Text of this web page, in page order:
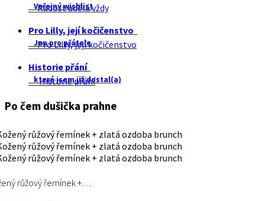
Veřejný wishlist
Radost udělá vždy
Pro Lilly, její kočičenstvo
Jen pro přátele
Pro Lilly, její kočičenstvo
Historie přání
které jsem již dostal(a)
Historie přání
Po čem dušička prahne
růžový řemínek +…